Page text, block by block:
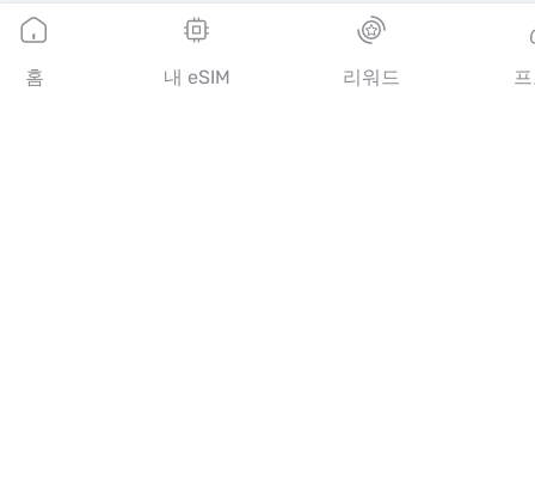
유럽 eSIM
아시아 eSIM
아메리카 eSIM
홈 내 eSIM 리워드